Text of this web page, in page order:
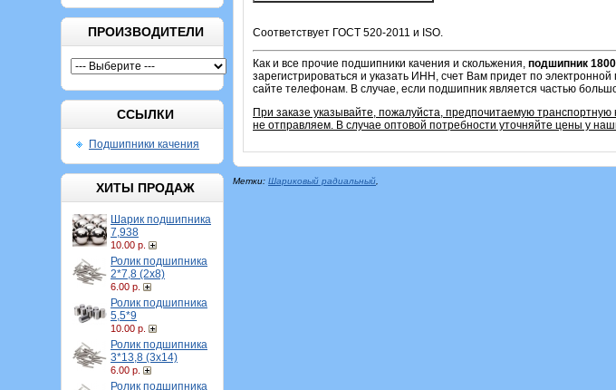
ПРОИЗВОДИТЕЛИ
ССЫЛКИ
Подшипники качения
ХИТЫ ПРОДАЖ
Шарик подшипника
7,938
10.00 р.
Ролик подшипника
2*7,8 (2х8)
6.00 р.
Ролик подшипника
5,5*9
10.00 р.
Ролик подшипника
3*13,8 (3х14)
6.00 р.
Ролик подшипника
Соответствует ГОСТ 520-2011 и ISO.
Как и все прочие подшипники качения и скольжения, подшипник
зарегистрироваться и указать ИНН, счет Вам придет по
сайте телефонам. В случае, если подшипник является частью
При заказе указывайте, пожалуйста, предпочитаемую
не отправляем. В случае оптовой потребности уточняйте цены у
Метки: Шариковый радиальный